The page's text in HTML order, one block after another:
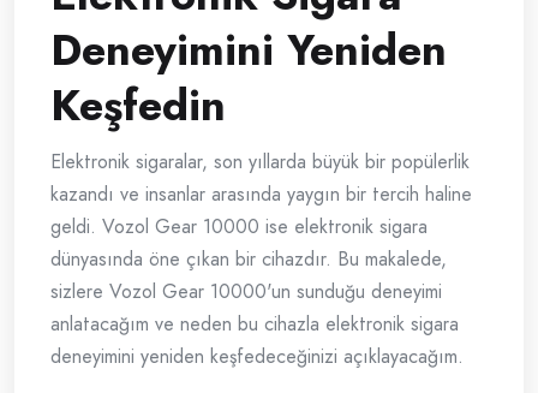
Deneyimini Yeniden
Keşfedin
Elektronik sigaralar, son yıllarda büyük bir popülerlik
kazandı ve insanlar arasında yaygın bir tercih haline
geldi. Vozol Gear 10000 ise elektronik sigara
dünyasında öne çıkan bir cihazdır. Bu makalede,
sizlere Vozol Gear 10000'un sunduğu deneyimi
anlatacağım ve neden bu cihazla elektronik sigara
deneyimini yeniden keşfedeceğinizi açıklayacağım.